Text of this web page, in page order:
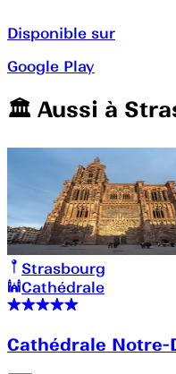
Disponible sur
Google Play
🏛️️ Aussi à
Strasbourg
Cathédrale
Cathédrale Notre-